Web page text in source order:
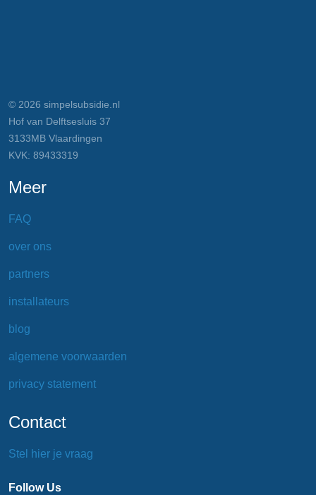
© 2026 simpelsubsidie.nl
Hof van Delftsesluis 37
3133MB Vlaardingen
KVK: 89433319
Meer
FAQ
over ons
partners
installateurs
blog
algemene voorwaarden
privacy statement
Contact
Stel hier je vraag
Follow Us